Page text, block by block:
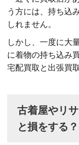
う方には、持ち込
しれません。
しかし、一度に大
に着物の持ち込み
宅配買取と出張買
古着屋やリ
と損をする？